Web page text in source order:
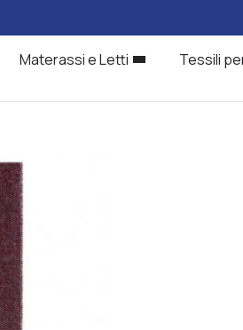
Materassi e Letti
Tessili